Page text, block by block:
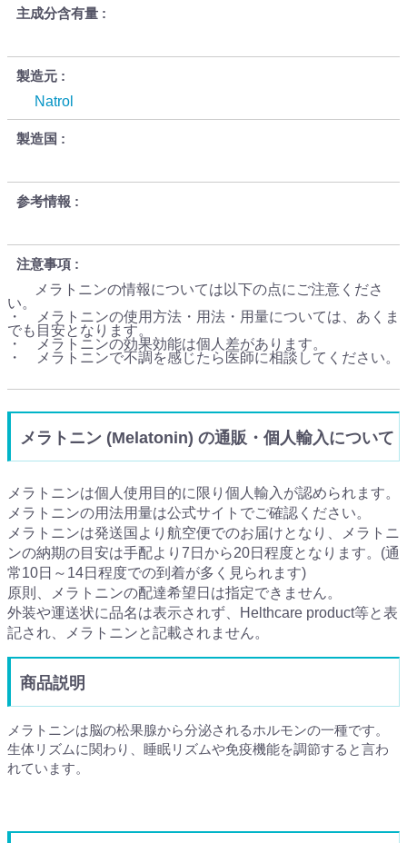
主成分含有量
製造元
Natrol
製造国
参考情報
注意事項
メラトニンの情報については以下の点にご注意くださ
い。
・ メラトニンの使用方法・用法・用量については、あくま
でも目安となります。
・ メラトニンの効果効能は個人差があります。
・ メラトニンで不調を感じたら医師に相談してください。
メラトニン (Melatonin) の通販・個人輸入について
メラトニンは個人使用目的に限り個人輸入が認められます。
メラトニンの用法用量は公式サイトでご確認ください。
メラトニンは発送国より航空便でのお届けとなり、メラトニ
ンの納期の目安は手配より7日から20日程度となります。(通
常10日～14日程度での到着が多く見られます)
原則、メラトニンの配達希望日は指定できません。
外装や運送状に品名は表示されず、Helthcare product等と表
記され、メラトニンと記載されません。
商品説明
メラトニンは脳の松果腺から分泌されるホルモンの一種です。
生体リズムに関わり、睡眠リズムや免疫機能を調節すると言わ
れています。